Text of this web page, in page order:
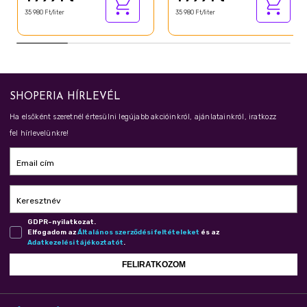
Geraniol
Menthol
35 980 Ft/liter 35 980 Ft/liter
SHOPERIA HÍRLEVÉL
Ha elsőként szeretnél értesülni legújabb akcióinkról, ajánlatainkról, iratkozz
fel hírlevelünkre!
Email cím
Keresztnév
GDPR-nyilatkozat.
Elfogadom azÁl­ta­lá­nos szer­ző­dé­si fel­té­te­le­ket és az
Adat­ke­ze­lé­si tá­jé­koz­ta­tót.
FELIRATKOZOM